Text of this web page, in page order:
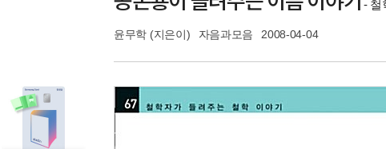
- 철
윤무학 (지은이) 자음과모음 2008-04-04